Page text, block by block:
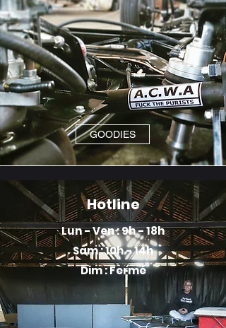
GOODIES
Hotline
Lun - Ven : 9h - 18h
Sam : 10h - 14h
Dim : Fermé